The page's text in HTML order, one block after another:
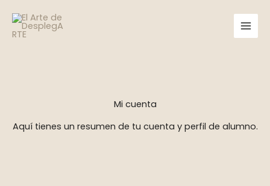
contenido
Mi cuenta
Aquí tienes un resumen de tu cuenta y perfil de alumno.